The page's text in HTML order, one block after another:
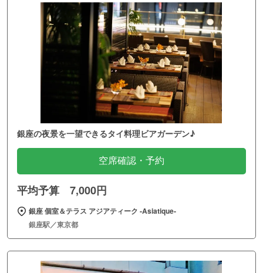
銀座の夜景を一望できるタイ料理ビアガーデン♪
空席確認・予約
平均予算 7,000円
銀座 個室＆テラス アジアティーク ‐Asiatique‐
銀座駅／東京都